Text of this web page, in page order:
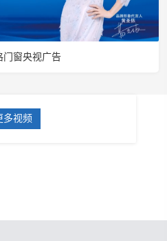
门窗央视广告
多视频